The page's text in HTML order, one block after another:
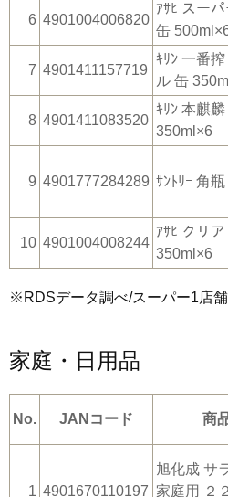
6 4901004006820
ｱｻﾋ スー
缶
7 4901411157719
ｷﾘﾝ 一番
ル 缶
8 4901411083520
ｷﾘﾝ 本麒
350ml×6
9 4901777284289 ｻﾝﾄﾘｰ 角
10 4901004008244
ｱｻﾋ クリ
350ml×6
※RDSデータ調べ/スーパー1店舗
家庭・日用品
No. JANコード 商
1 4901670110197
旭化成 サ
家庭用 ２